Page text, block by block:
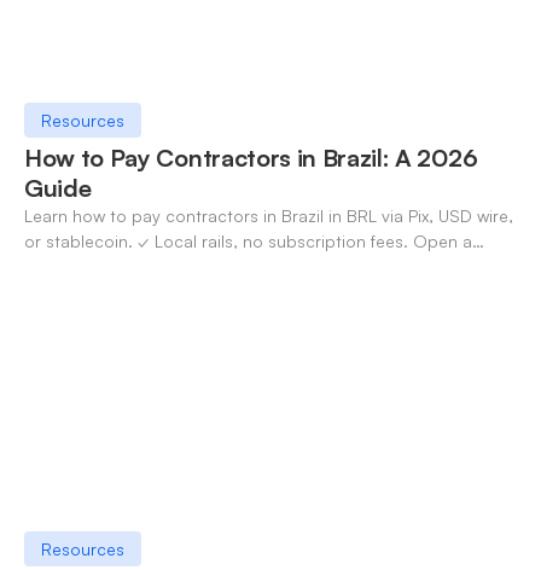
Resources
How to Pay Contractors in Brazil: A 2026
Guide
Learn how to pay contractors in Brazil in BRL via Pix, USD wire,
or stablecoin. ✓ Local rails, no subscription fees. Open a
Resources